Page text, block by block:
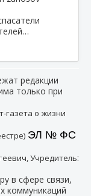
редакции
только при
газета о жизни
ЭЛ № ФС
Учредитель:
в сфере связи,
коммуникаций